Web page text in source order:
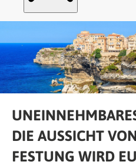
DIE AUSSICHT
FESTUNG WIRD